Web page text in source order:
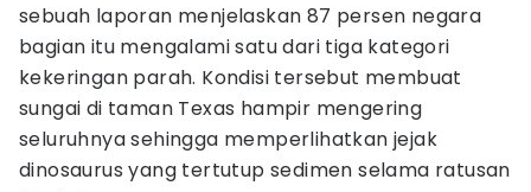
sebuah laporan menjelaskan 87 persen negara
bagian itu mengalami satu dari tiga kategori
kekeringan parah. Kondisi tersebut membuat
sungai di taman Texas hampir mengering
seluruhnya sehingga memperlihatkan jejak
dinosaurus yang tertutup sedimen selama ratusan